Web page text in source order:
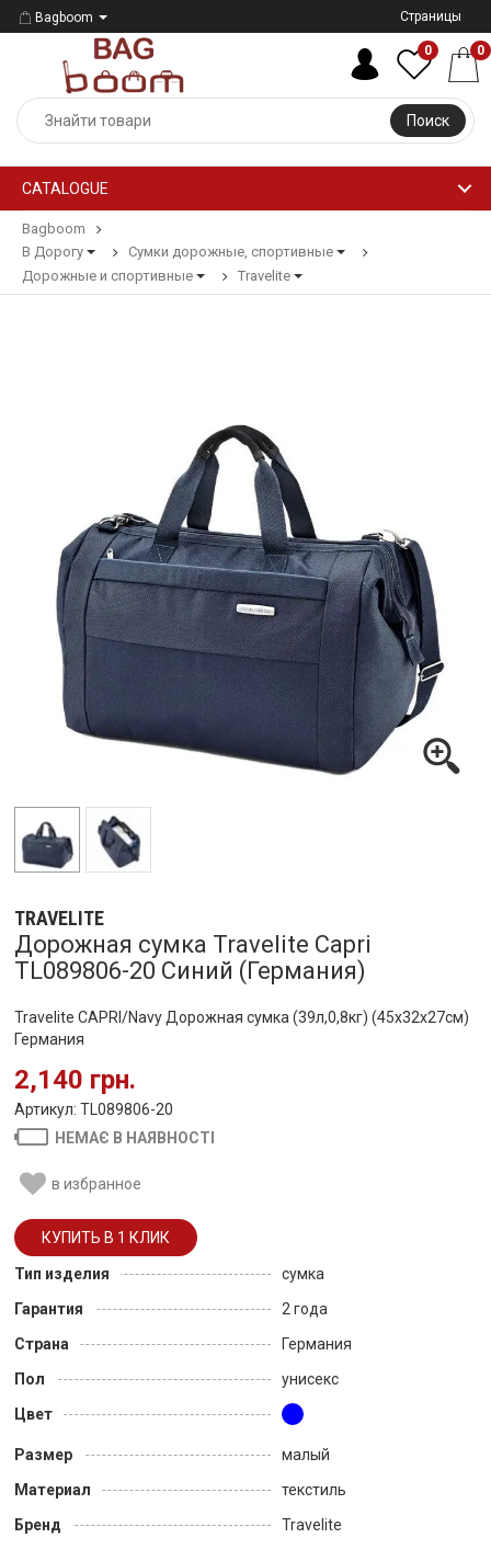
Bagboom Страницы
Поиск
0 0
CATALOGUE
Bagboom
В Дорогу
Сумки дорожные, спортивные
Дорожные и спортивные
Travelite
TRAVELITE
Дорожная сумка Travelite Capri
TL089806-20 Синий (Германия)
Travelite CAPRI/Navy Дорожная сумка (39л,0,8кг) (45x32x27см)
Германия
2,140 грн.
Артикул: TL089806-20
НЕМАЄ В НАЯВНОСТІ
в избранное
Тип изделия
сумка
Гарантия
2 года
Страна
Германия
Пол
унисекс
Цвет
Размер
малый
Материал
текстиль
Бренд
Travelite